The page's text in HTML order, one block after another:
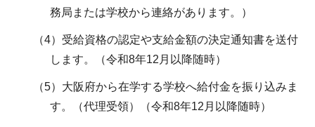
務局または学校から連絡があります。）
（4）受給資格の認定や支給金額の決定通知書を送付
します。（令和8年12月以降随時）
（5）大阪府から在学する学校へ給付金を振り込みま
す。（代理受領）（令和8年12月以降随時）